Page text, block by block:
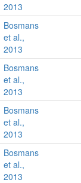
2013
Bosmans
et al.,
2013
Bosmans
et al.,
2013
Bosmans
et al.,
2013
Bosmans
et al.,
2013